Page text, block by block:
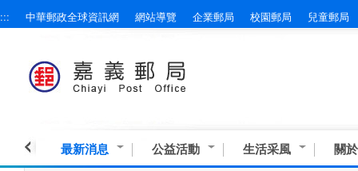
跳到主要內容區塊
::: 中華郵政全球資訊網 網站導覽 企業郵局 校園郵局 兒童郵局
最新消息 公益活動 生活采風 關